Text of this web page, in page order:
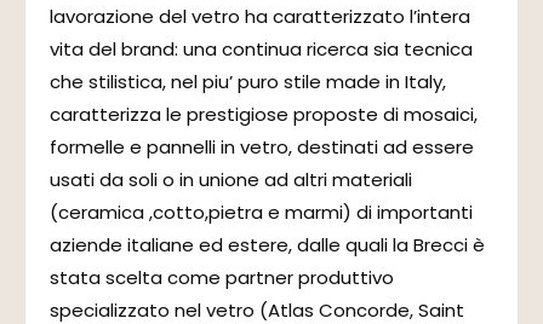
lavorazione del vetro ha caratterizzato l’intera
vita del brand: una continua ricerca sia tecnica
che stilistica, nel piu’ puro stile made in Italy,
caratterizza le prestigiose proposte di mosaici,
formelle e pannelli in vetro, destinati ad essere
usati da soli o in unione ad altri materiali
(ceramica ,cotto,pietra e marmi) di importanti
aziende italiane ed estere, dalle quali la Brecci è
stata scelta come partner produttivo
specializzato nel vetro (Atlas Concorde, Saint